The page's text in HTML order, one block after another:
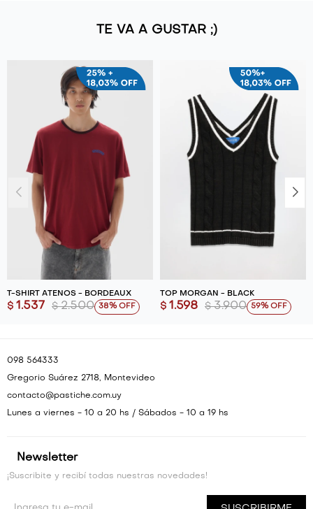
TE VA A GUSTAR ;)
T-SHIRT ATENOS - BORDEAUX
$ 1.537 $ 2.500 38
TOP MORGAN - BLACK
$ 1.598 $ 3.900 59
Newsletter
¡Suscribite y recibí todas nuestras novedades!
098 564333
Gregorio Suárez 2718, Montevideo
contacto@pastiche.com.uy
Lunes a viernes - 10 a 20 hs / Sábados - 10 a 19 hs